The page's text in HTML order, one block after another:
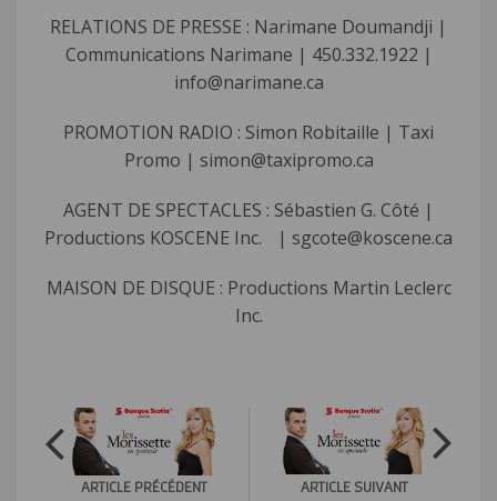
RELATIONS DE PRESSE : Narimane Doumandji |
Communications Narimane | 450.332.1922 |
info@narimane.ca
PROMOTION RADIO : Simon Robitaille | Taxi
Promo | simon@taxipromo.ca
AGENT DE SPECTACLES : Sébastien G. Côté |
Productions KOSCENE Inc. | sgcote@koscene.ca
MAISON DE DISQUE : Productions Martin Leclerc
Inc.
ARTICLE PRÉCÉDENT ARTICLE SUIVANT